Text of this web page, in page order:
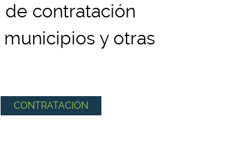
de contratación
y otras
CONTRATACIÓN